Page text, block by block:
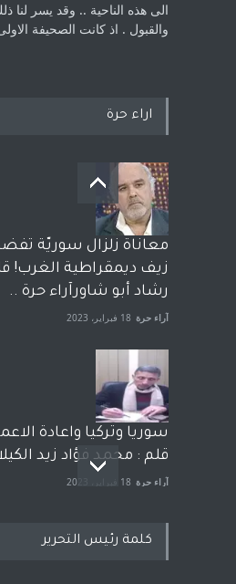
الى هذه الناحية .. وقد يسر لنا
والقبول . اذ كانت ‏الصحيفة
اراء حرة
معاناة زلزال سوريّة
زيف ديمقراطية الغرب!
رشاد أبو شاورآراء حرة ..
آراء حرة 18 فبراير، 2023
سوريا وتركيا واعادة
قلم : محمد فؤاد زيد
آراء حرة 18 فبراير، 2023
كلمة رئيس التحرير